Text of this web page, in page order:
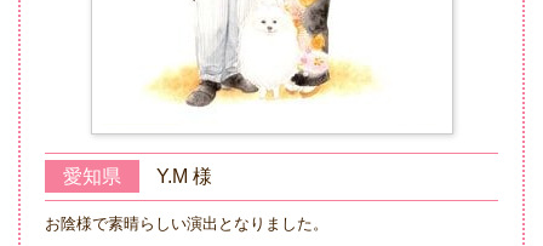
愛知県 Y.M 様
お陰様で素晴らしい演出となりました。